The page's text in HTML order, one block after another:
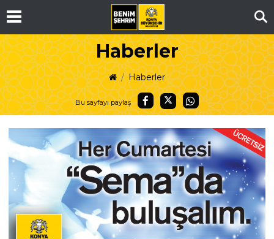
Haberler
Haberler
Bu sayfayı paylaş